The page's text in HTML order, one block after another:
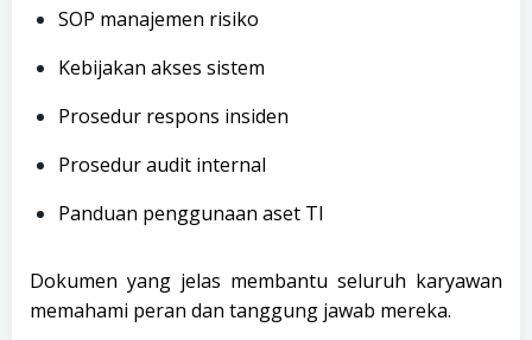
SOP manajemen risiko
Kebijakan akses sistem
Prosedur respons insiden
Prosedur audit internal
Panduan penggunaan aset TI
Dokumen yang jelas membantu seluruh karyawan
memahami peran dan tanggung jawab mereka.